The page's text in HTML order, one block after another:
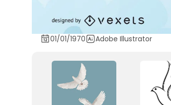
01/01/1970 Adobe Illustrator